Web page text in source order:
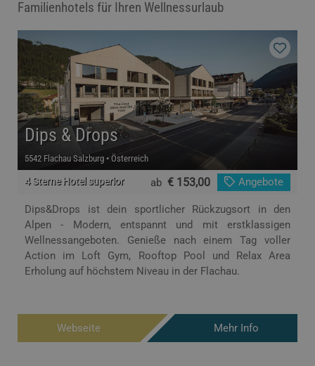
Familienhotels für Ihren Wellnessurlaub
4 Sterne Hotel superior
Dips & Drops
5542 Flachau Salzburg • Österreich
ab € 153,00 Angebote
Dips&Drops ist dein sportlicher Rückzugsort in den
Alpen - Modern, entspannt und mit erstklassigen
Wellnessangeboten. Genieße nach einem Tag voller
Action im Loft Gym, Rooftop Pool und Relax Area
Erholung auf höchstem Niveau in der Flachau.
Webseite Mehr Info